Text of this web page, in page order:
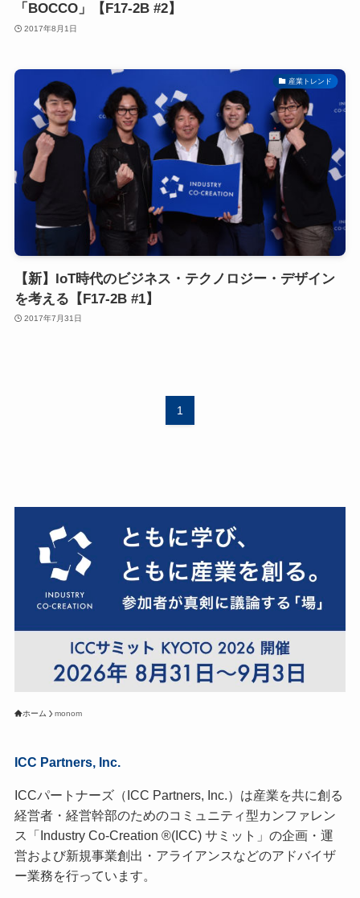
「BOCCO」【F17-2B #2】
2017年8月1日
産業トレンド
【新】IoT時代のビジネス・テクノロジー・デザイン
を考える【F17-2B #1】
2017年7月31日
1
ホーム monom
ICC Partners, Inc.
ICCパートナーズ（ICC Partners, Inc.）は産業を共に創る
経営者・経営幹部のためのコミュニティ型カンファレン
ス「Industry Co-Creation ®(ICC) サミット」の企画・運
営および新規事業創出・アライアンスなどのアドバイザ
ー業務を行っています。